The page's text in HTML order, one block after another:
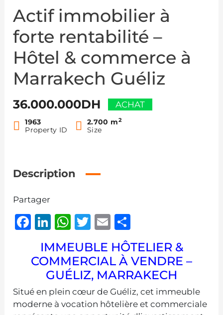
Actif immobilier à
forte rentabilité –
Hôtel & commerce à
Marrakech Guéliz
36.000.000DH ACHAT
1963
Property ID
2.700 m2
Size
Description
Partager
Facebook
LinkedIn
WhatsApp
Twitter
Email
IMMEUBLE HÔTELIER &
COMMERCIAL À VENDRE –
GUÉLIZ, MARRAKECH
Situé en plein cœur de Guéliz, cet immeuble
moderne à vocation hôtelière et commerciale